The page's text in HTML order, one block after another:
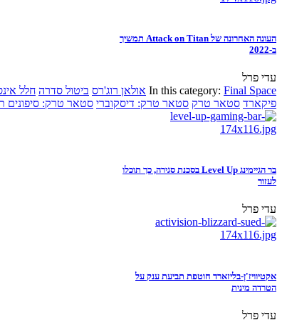
העונה האחרונה של Attack on Titan תמשיך
ב-2022
עדי פרל
In this category: Final Space אולאן רוג'רס ביטול סדרה חלל
פיקארד סטאר טרק סטאר טרק: דיסקוברי סטאר טרק: סיפונים
בר הגיימינג Level Up בסכנת סגירה, כך תוכלו
לעזור
עדי פרל
אקטיוויז'ן-בליזארד חוטפת תביעת ענק על
הטרדה מינית
עדי פרל